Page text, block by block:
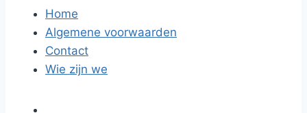
Home
Algemene voorwaarden
Contact
Wie zijn we